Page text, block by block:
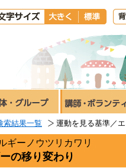
索結果一覧 運動を見る基準／
ギーノウツリカワリ
の移り変わり